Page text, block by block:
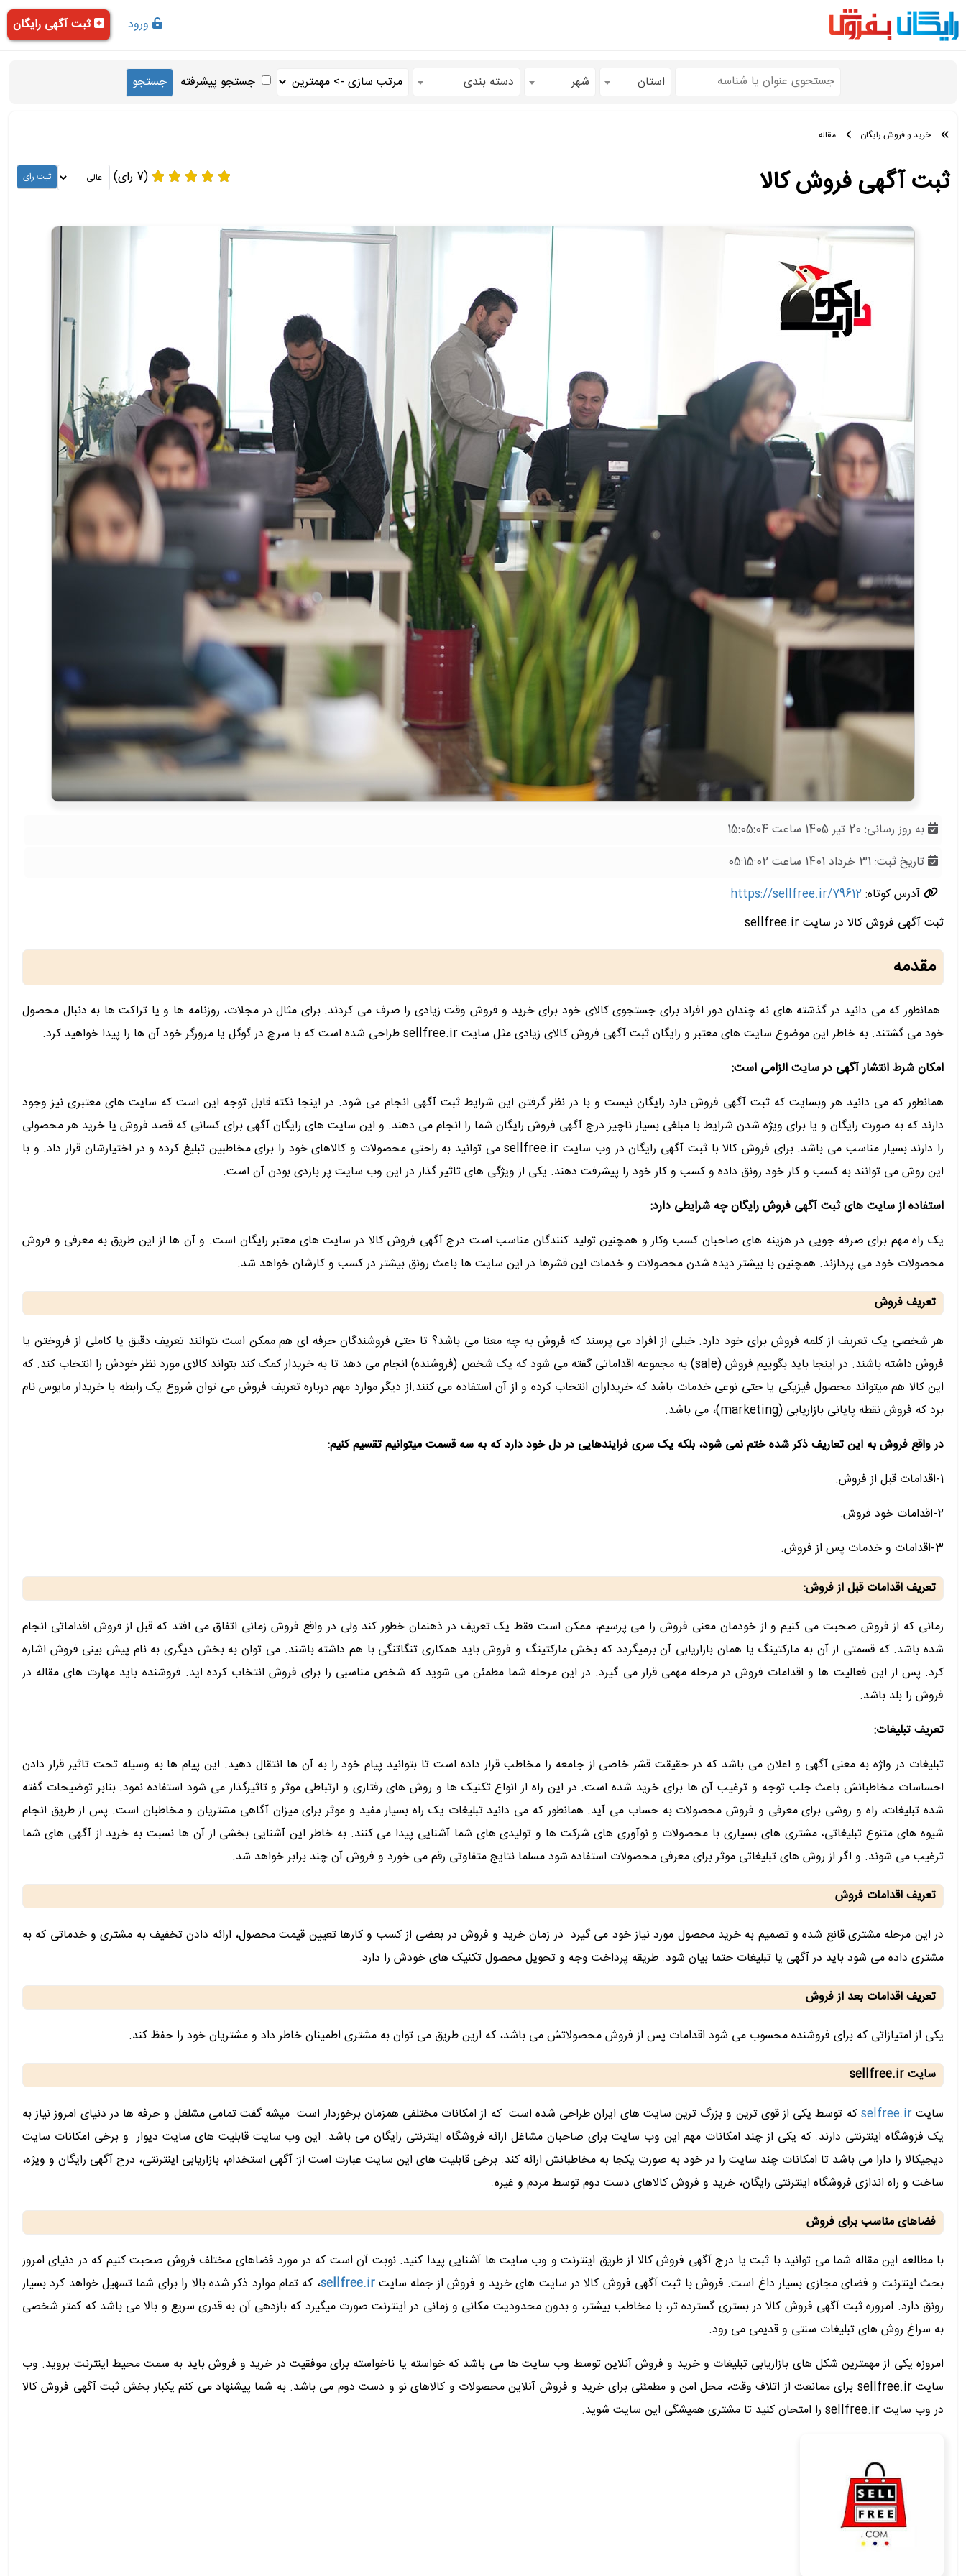
ورود ثبت آگهی رایگان
استان شهر دسته بندی جستجو پیشرفته
خرید و فروش رایگان مقاله
ثبت آگهی فروش کالا (7 رای)
به روز رسانی: 20 تیر 1405 ساعت 15:05:04
تاریخ ثبت: 31 خرداد 1401 ساعت 05:15:02
آدرس کوتاه: https://sellfree.ir/79612
ثبت آگهی فروش کالا در سایت sellfree.ir
مقدمه
همانطور که می دانید در گذشته های نه چندان دور افراد برای جستجوی کالای خود برای خرید و فروش وقت زیادی را صرف می کردند. برای مثال در مجلات، روزنامه ها و یا تراکت ها به دنبال محصول
خود می گشتند. به خاطر این موضوع سایت های معتبر و رایگان ثبت آگهی فروش کالای زیادی مثل سایت sellfree.ir طراحی شده است که با سرچ در گوگل یا مرورگر خود آن ها را پیدا خواهید کرد.
امکان شرط انتشار آگهی در سایت الزامی است:
همانطور که می دانید هر وبسایت که ثبت آگهی فروش دارد رایگان نیست و با در نظر گرفتن این شرایط ثبت آگهی انجام می شود. در اینجا نکته قابل توجه این است که سایت های معتبری نیز وجود
دارند که به صورت رایگان و یا برای ویژه شدن شرایط با مبلغی بسیار ناچیز درج آگهی فروش رایگان شما را انجام می دهند. و این سایت های رایگان آگهی برای کسانی که قصد فروش یا خرید هر محصولی
را دارند بسیار مناسب می باشد. برای فروش کالا با ثبت آگهی رایگان در وب سایت sellfree.ir می توانید به راحتی محصولات و کالاهای خود را برای مخاطبین تبلیغ کرده و در اختیارشان قرار داد. و با
این روش می توانند به کسب و کار خود رونق داده و کسب و کار خود را پیشرفت دهند. یکی از ویژگی های تاثیر گذار در این وب سایت پر بازدی بودن آن است.
استفاده از سایت های ثبت آگهی فروش رایگان چه شرایطی دارد:
یک راه مهم برای صرفه جویی در هزینه های صاحبان کسب وکار و همچنین تولید کنندگان مناسب است درج آگهی فروش کالا در سایت های معتبر رایگان است. و آن ها از این طریق به معرفی و فروش
محصولات خود می پردازند. همچنین با بیشتر دیده شدن محصولات و خدمات این قشرها در این سایت ها باعث رونق بیشتر در کسب و کارشان خواهد شد.
تعریف فروش
هر شخصی یک تعریف از کلمه فروش برای خود دارد. خیلی از افراد می پرسند که فروش به چه معنا می باشد؟ تا حتی فروشندگان حرفه ای هم ممکن است نتوانند تعریف دقیق یا کاملی از فروختن یا
فروش داشته باشند. در اینجا باید بگوییم فروش (sale) به مجموعه اقداماتی گفته می شود که یک شخص (فروشنده) انجام می دهد تا به خریدار کمک کند بتواند کالای مورد نظر خودش را انتخاب کند. که
این کالا هم میتواند محصول فیزیکی یا حتی نوعی خدمات باشد که خریداران انتخاب کرده و از آن استفاده می کنند.از دیگر موارد مهم درباره تعریف فروش می توان شروع یک رابطه با خریدار مایوس نام
برد که فروش نقطه پایانی بازاریابی (marketing)، می باشد.
در واقع فروش به این تعاریف ذکر شده ختم نمی شود، بلکه یک سری فرایندهایی در دل خود دارد که به سه قسمت میتوانیم تقسیم کنیم:
1-اقدامات قبل از فروش.
2-اقدامات خود فروش.
3-اقدامات و خدمات پس از فروش.
تعریف اقدامات قبل از فروش:
زمانی که از فروش صحبت می کنیم و از خودمان معنی فروش را می پرسیم، ممکن است فقط یک تعریف در ذهنمان خطور کند ولی در واقع فروش زمانی اتفاق می افتد که قبل از فروش اقداماتی انجام
شده باشد. که قسمتی از آن به مارکتینگ یا همان بازاریابی آن برمیگردد که بخش مارکتینگ و فروش باید همکاری تنگاتنگی با هم داشته باشند. می توان به بخش دیگری به نام پیش بینی فروش اشاره
کرد. پس از این فعالیت ها و اقدامات فروش در مرحله مهمی قرار می گیرد. در این مرحله شما مطمئن می شوید که شخص مناسبی را برای فروش انتخاب کرده اید. فروشنده باید مهارت های مقاله در
فروش را بلد باشد.
تعریف تبلیغات:
تبلیغات در واژه به معنی آگهی و اعلان می باشد که در حقیقت قشر خاصی از جامعه را مخاطب قرار داده است تا بتوانید پیام خود را به آن ها انتقال دهید. این پیام ها به وسیله تحت تاثیر قرار دادن
احساسات مخاطبانش باعث جلب توجه و ترغیب آن ها برای خرید شده است. در این راه از انواع تکنیک ها و روش های رفتاری و ارتباطی موثر و تاثیرگذار می شود استفاده نمود. بنابر توضیحات گفته
شده تبلیغات، راه و روشی برای معرفی و فروش محصولات به حساب می آید. همانطور که می دانید تبلیغات یک راه بسیار مفید و موثر برای میزان آگاهی مشتریان و مخاطبان است. پس از طریق انجام
شیوه های متنوع تبلیغاتی، مشتری های بسیاری با محصولات و نوآوری های شرکت ها و تولیدی های شما آشنایی پیدا می کنند. به خاطر این آشنایی بخشی از آن ها نسبت به خرید از آگهی های شما
ترغیب می شوند. و اگر از روش های تبلیغاتی موثر برای معرفی محصولات استفاده شود مسلما نتایج متفاوتی رقم می خورد و فروش آن چند برابر خواهد شد.
تعریف اقدامات فروش
در این مرحله مشتری قانع شده و تصمیم به خرید محصول مورد نیاز خود می گیرد. در زمان خرید و فروش در بعضی از کسب و کارها تعیین قیمت محصول، ارائه دادن تخفیف به مشتری و خدماتی که به
مشتری داده می شود باید در آگهی یا تبلیغات حتما بیان شود. طریقه پرداخت وجه و تحویل محصول تکنیک های خودش را دارد.
تعریف اقدامات بعد از فروش
یکی از امتیازاتی که برای فروشنده محسوب می شود اقدامات پس از فروش محصولاتش می باشد، که ازین طریق می توان به مشتری اطمینان خاطر داد و مشتریان خود را حفظ کند.
سایت sellfree.ir
سایتselfree.irکه توسط یکی از قوی ترین و بزرگ ترین سایت های ایران طراحی شده است. که از امکانات مختلفی همزمان برخوردار است. میشه گفت تمامی مشلغل و حرفه ها در دنیای امروز نیاز به
یک فزوشگاه اینترنتی دارند. که یکی از چند امکانات مهم این وب سایت برای صاحبان مشاغل ارائه فروشگاه اینترنتی رایگان می باشد. این وب سایت قابلیت های سایت دیوار و برخی امکانات سایت
دیجیکالا را دارا می باشد تا امکانات چند سایت را در خود به صورت یکجا به مخاطبانش ارائه کند. برخی قابلیت های این سایت عبارت است از: آگهی استخدام، بازاریابی اینترنتی، درج آگهی رایگان و ویژه،
ساخت و راه اندازی فروشگاه اینترنتی رایگان، خرید و فروش کالاهای دست دوم توسط مردم و غیره.
فضاهای مناسب برای فروش
با مطالعه این مقاله شما می توانید با ثبت یا درج آگهی فروش کالا از طریق اینترنت و وب سایت ها آشنایی پیدا کنید. نوبت آن است که در مورد فضاهای مختلف فروش صحبت کنیم که در دنیای امروز
بحث اینترنت و فضای مجازی بسیار داغ است. فروش با ثبت آگهی فروش کالا در سایت های خرید و فروش از جمله سایتsellfree.ir، که تمام موارد ذکر شده بالا را برای شما تسهیل خواهد کرد بسیار
رونق دارد. امروزه ثبت آگهی فروش کالا در بستری گسترده تر، با مخاطب بیشتر، و بدون محدودیت مکانی و زمانی در اینترنت صورت میگیرد که بازدهی آن به قدری سریع و بالا می باشد که کمتر شخصی
به سراغ روش های تبلیغات سنتی و قدیمی می رود.
امروزه یکی از مهمترین شکل های بازاریابی تبلیغات و خرید و فروش آنلاین توسط وب سایت ها می باشد که خواسته یا ناخواسته برای موفقیت در خرید و فروش باید به سمت محیط اینترنت بروید. وب
سایت sellfree.ir برای ممانعت از اتلاف وقت، محل امن و مطمئنی برای خرید و فروش آنلاین محصولات و کالاهای نو و دست دوم می باشد. به شما پیشنهاد می کنم یکبار بخش ثبت آگهی فروش کالا
در وب سایت sellfree.ir را امتحان کنید تا مشتری همیشگی این سایت شوید.